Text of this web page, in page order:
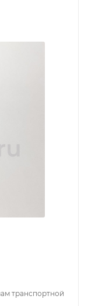
транспортной